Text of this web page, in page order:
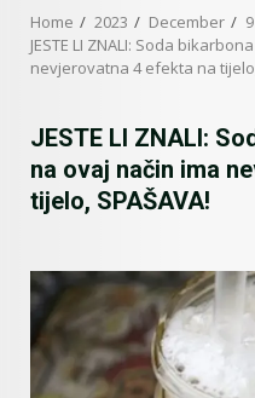
Home 2023 December
9
JESTE LI ZNALI: Soda
nevjerovatna 4 efekta na tijelo,
JESTE LI ZNALI:
na ovaj način ima
tijelo, SPAŠAVA!